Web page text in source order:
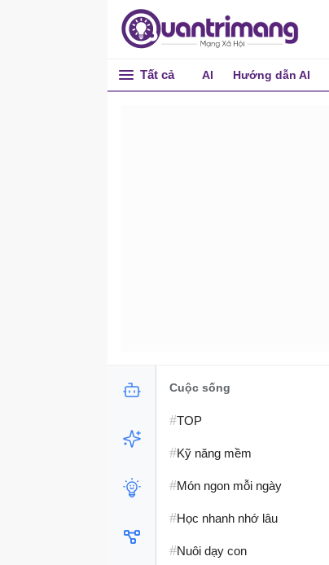
Tất cả AI Hướng dẫn AI
Cuộc sống
#TOP
#Kỹ năng mềm
#Món ngon mỗi ngày
#Học nhanh nhớ lâu
#Nuôi dạy con